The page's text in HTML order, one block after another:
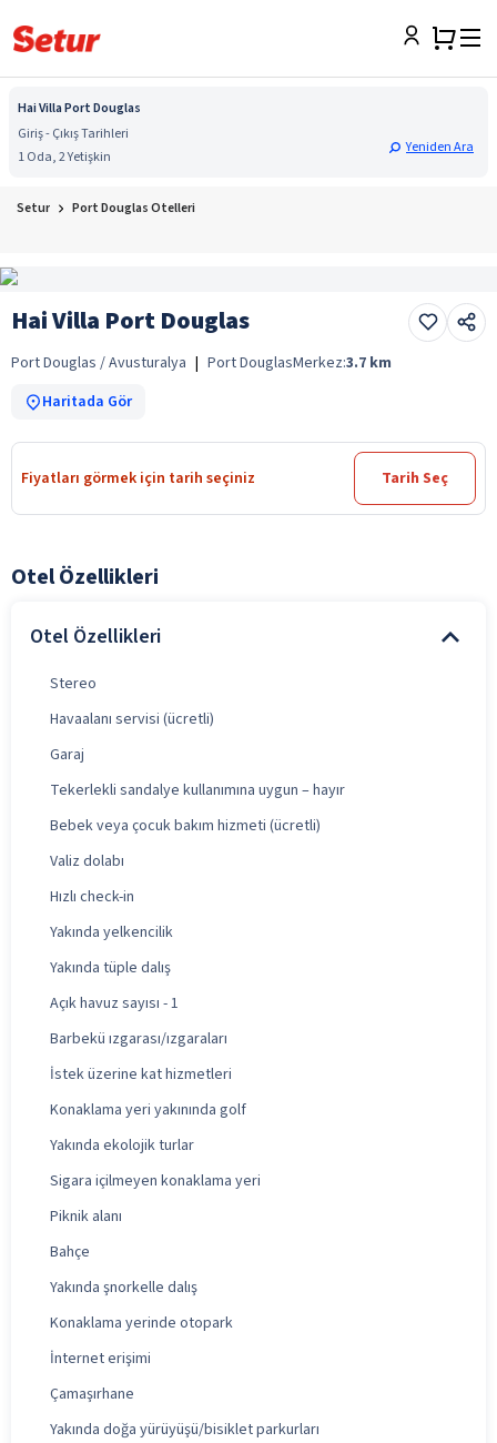
Hai Villa Port Douglas
Giriş - Çıkış Tarihleri
1 Oda, 2 Yetişkin
Yeniden Ara
Setur Port Douglas Otelleri
Hai Villa Port Douglas
Port Douglas / Avusturalya | Port DouglasMerkez:3.7 km
Haritada Gör
Fiyatları görmek için tarih seçiniz Tarih Seç
Otel Özellikleri
Otel Özellikleri
Stereo
Havaalanı servisi (ücretli)
Garaj
Tekerlekli sandalye kullanımına uygun – hayır
Bebek veya çocuk bakım hizmeti (ücretli)
Valiz dolabı
Hızlı check-in
Yakında yelkencilik
Yakında tüple dalış
Açık havuz sayısı - 1
Barbekü ızgarası/ızgaraları
İstek üzerine kat hizmetleri
Konaklama yeri yakınında golf
Yakında ekolojik turlar
Sigara içilmeyen konaklama yeri
Piknik alanı
Bahçe
Yakında şnorkelle dalış
Konaklama yerinde otopark
İnternet erişimi
Çamaşırhane
Yakında doğa yürüyüşü/bisiklet parkurları